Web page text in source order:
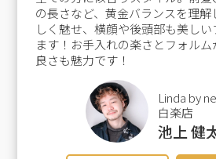
の長さなど、黄金バランスを理
しく魅せ、横顔や後頭部も美し
ます！お手入れの楽さとフォル
良さも魅力です！
Linda by
白楽店
池上 健